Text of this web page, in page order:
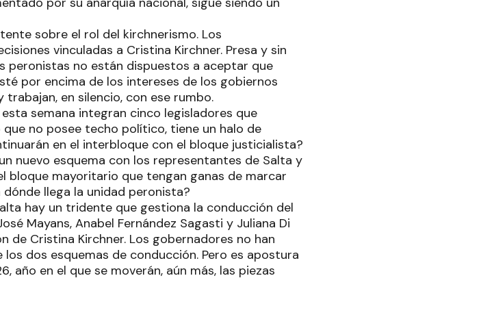
sobre el rol del kirchnerismo. Los
vinculadas a Cristina Kirchner. Presa y sin
peronistas no están dispuestos a aceptar que
por encima de los intereses de los gobiernos
en silencio, con ese rumbo.
semana integran cinco legisladores que
no posee techo político, tiene un halo de
en el interbloque con el bloque justicialista?
nuevo esquema con los representantes de Salta y
bloque mayoritario que tengan ganas de marcar
llega la unidad peronista?
hay un tridente que gestiona la conducción del
Mayans, Anabel Fernández Sagasti y Juliana Di
de Cristina Kirchner. Los gobernadores no han
dos esquemas de conducción. Pero es apostura
año en el que se moverán, aún más, las piezas